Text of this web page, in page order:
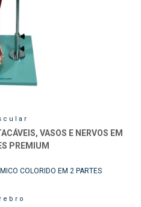
VASOS E NERVOS EM
PREMIUM